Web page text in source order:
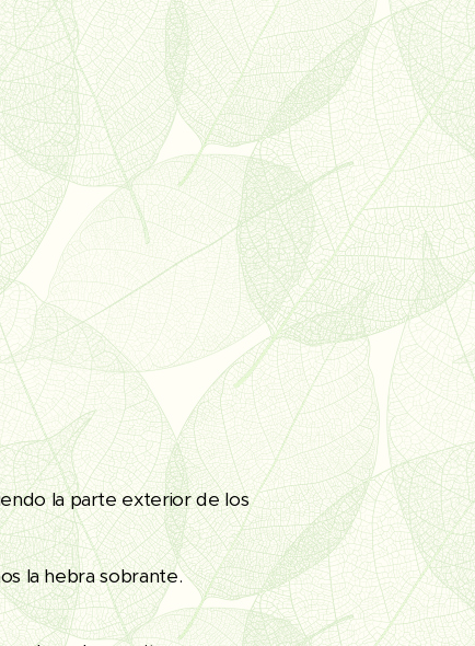
la parte exterior de los
la hebra sobrante.